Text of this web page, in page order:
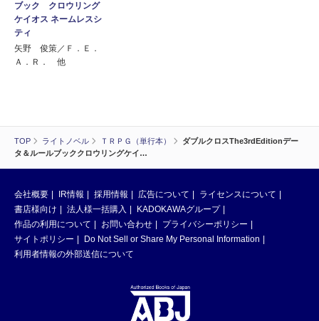
TOP ライトノベル ＴＲＰＧ（単行本）
ダブルクロスThe3rdEditionデー
タ＆ルールブッククロウリングケイ…
ブック クロウリング
ケイオス ネームレスシ
ティ
矢野 俊策／Ｆ．Ｅ．
Ａ．Ｒ． 他
会社概要 IR情報 採用情報 広告について
ライセンスについて
書店様向け
法人様一括購入
KADOKAWAグループ
作品の利用について
お問い合わせ
プライバシーポリシー
サイトポリシー
Do Not Sell or Share My Personal Information
利用者情報の外部送信について